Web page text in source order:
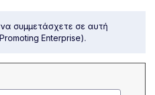
να συμμετάσχετε σε αυτή
Enterprise).